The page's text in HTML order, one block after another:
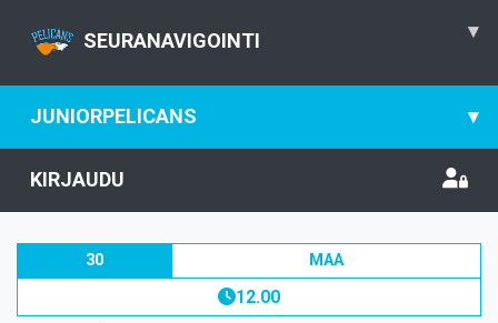
SEURANAVIGOINTI ▾
JUNIORPELICANS ▾
KIRJAUDU
30 MAA
12.00